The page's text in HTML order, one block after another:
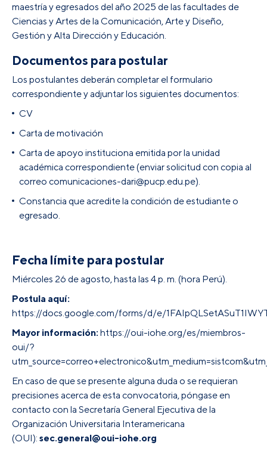
maestría y egresados del año 2025 de las facultades de
Ciencias y Artes de la Comunicación, Arte y Diseño,
Gestión y Alta Dirección y Educación.
Documentos para postular
Los postulantes deberán completar el formulario
correspondiente y adjuntar los siguientes documentos:
CV
Carta de motivación
Carta de apoyo instituciona emitida por la unidad
académica correspondiente (enviar solicitud con copia al
correo comunicaciones-dari@pucp.edu.pe).
Constancia que acredite la condición de estudiante o
egresado.
Fecha límite para postular
Miércoles 26 de agosto, hasta las 4 p. m. (hora Perú).
Postula aquí:
https://docs.google.com/forms/d/e/
Mayor información: https://oui-iohe.org/es/miembros-
oui/?
En caso de que se presente alguna duda o se requieran
precisiones acerca de esta convocatoria, póngase en
contacto con la Secretaría General Ejecutiva de la
Organización Universitaria Interamericana
(OUI): sec.general@oui-iohe.org